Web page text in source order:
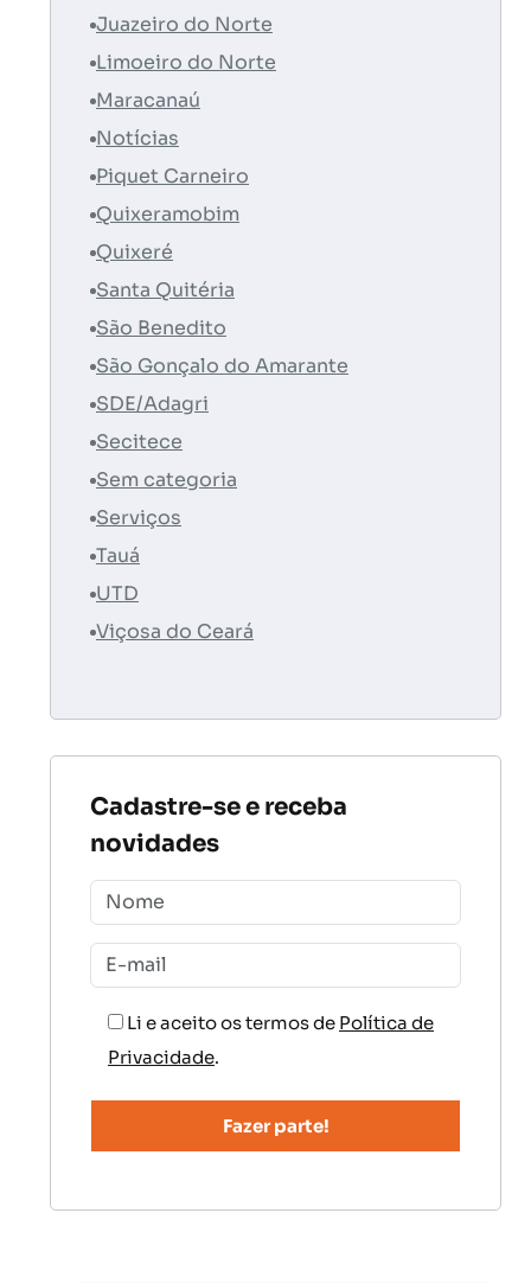
Juazeiro do Norte
Limoeiro do Norte
Maracanaú
Notícias
Piquet Carneiro
Quixeramobim
Quixeré
Santa Quitéria
São Benedito
São Gonçalo do Amarante
SDE/Adagri
Secitece
Sem categoria
Serviços
Tauá
UTD
Viçosa do Ceará
Cadastre-se e receba
novidades
Li e aceito os termos de Política de
Privacidade.